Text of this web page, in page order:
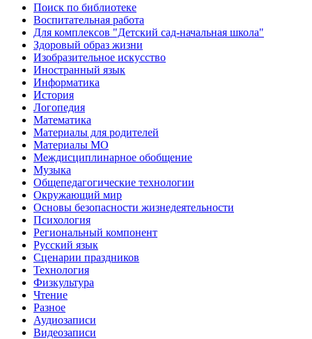
Поиск по библиотеке
Воспитательная работа
Для комплексов "Детский сад-начальная школа"
Здоровый образ жизни
Изобразительное искусство
Иностранный язык
Информатика
История
Логопедия
Математика
Материалы для родителей
Материалы МО
Междисциплинарное обобщение
Музыка
Общепедагогические технологии
Окружающий мир
Основы безопасности жизнедеятельности
Психология
Региональный компонент
Русский язык
Сценарии праздников
Технология
Физкультура
Чтение
Разное
Аудиозаписи
Видеозаписи